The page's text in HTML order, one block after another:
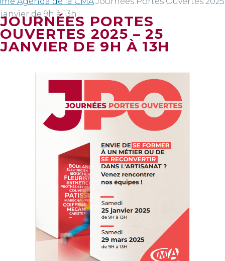
de 9h à 13h
JOURNÉES PORTES
OUVERTES 2025 – 25
JANVIER DE 9H À 13H